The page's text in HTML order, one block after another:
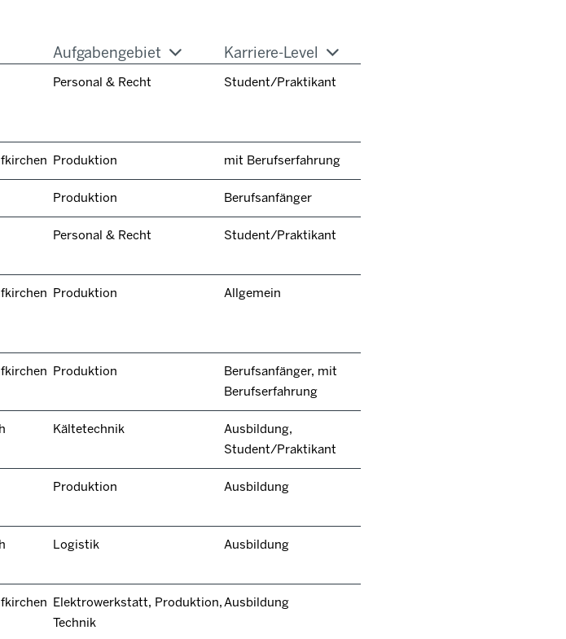
Aufgabengebiet Karriere-Level
Personal & Recht Student/Praktikant
Produktion mit Berufserfahrung
Produktion Berufsanfänger
Personal & Recht Student/Praktikant
Produktion Allgemein
Produktion
Berufsanfänger, mit
Berufserfahrung
Kältetechnik
Ausbildung,
Student/Praktikant
Produktion Ausbildung
Logistik Ausbildung
Elektrowerkstatt, Produktion,
Technik
Ausbildung